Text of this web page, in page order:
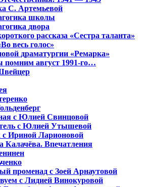
С. Артемьевой
школы
двора
рассказа «Сестра таланта»
весь голос»
драматургии «Ремарка»
август 1991-го…
с Юлией Свинцовой
с Юлией Утышевой
с Ириной Ларионовой
Калачёва. Впечатления
променад с Зоей Арнаутовой
с Лидией Винокуровой